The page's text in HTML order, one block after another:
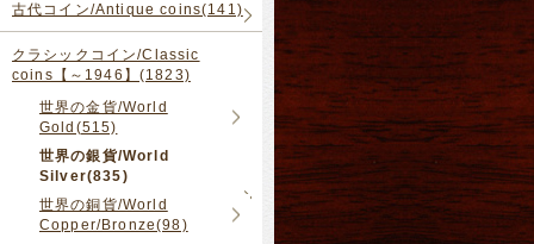
古代コイン/Antique coins(141)
クラシックコイン/Classic
coins【～1946】(1823)
世界の金貨/World
Gold(515)
世界の銀貨/World
Silver(835)
世界の銅貨/World
Copper/Bronze(98)